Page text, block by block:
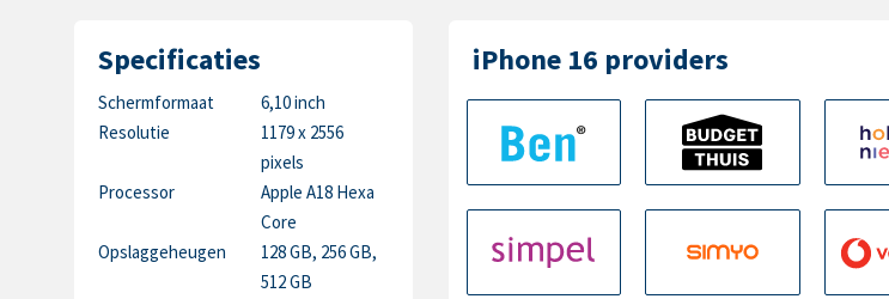
Specificaties
Schermformaat
6,10 inch
Resolutie
1179 x 2556
pixels
Processor
Apple A18 Hexa
Core
Opslaggeheugen
128 GB, 256 GB,
512 GB
iPhone 16 providers